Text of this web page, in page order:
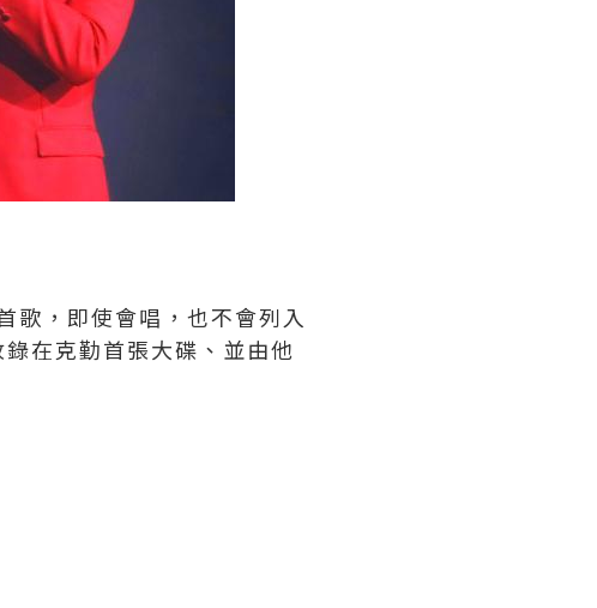
歌，即使會唱，也不會列入
在克勤首張大碟、並由他